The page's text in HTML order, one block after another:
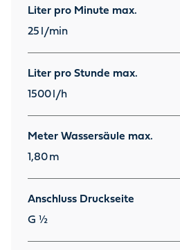
Liter pro Minute max.
25 l/min
Liter pro Stunde max.
1500 l/h
Meter Wassersäule max.
1,80 m
Anschluss Druckseite
G ½